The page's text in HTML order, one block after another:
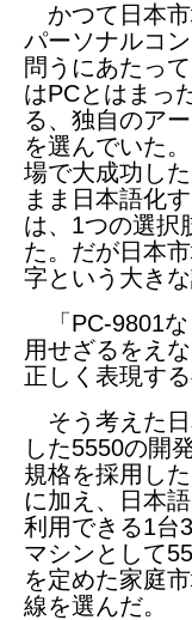
かつて日本市
パーソナルコ
問うにあたっ
はPCとはまっ
る、独自のア
を選んでいた
場で大成功し
まま日本語化
は、1つの選択
た。だが日本
字という大き
「PC-9801な
用せざるをえ
正しく表現する
そう考えた日
した5550の開
規格を採用し
に加え、日本
利用できる1台
マシンとして
を定めた家庭
線を選んだ。